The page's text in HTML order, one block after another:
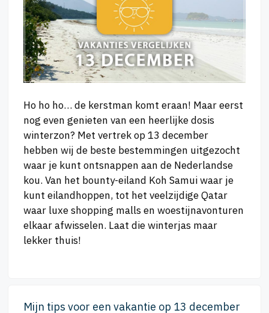
Ho ho ho… de kerstman komt eraan! Maar eerst
nog even genieten van een heerlijke dosis
winterzon? Met vertrek op 13 december
hebben wij de beste bestemmingen uitgezocht
waar je kunt ontsnappen aan de Nederlandse
kou. Van het bounty-eiland Koh Samui waar je
kunt eilandhoppen, tot het veelzijdige Qatar
waar luxe shopping malls en woestijnavonturen
elkaar afwisselen. Laat die winterjas maar
lekker thuis!
Mijn tips voor een vakantie op 13 december